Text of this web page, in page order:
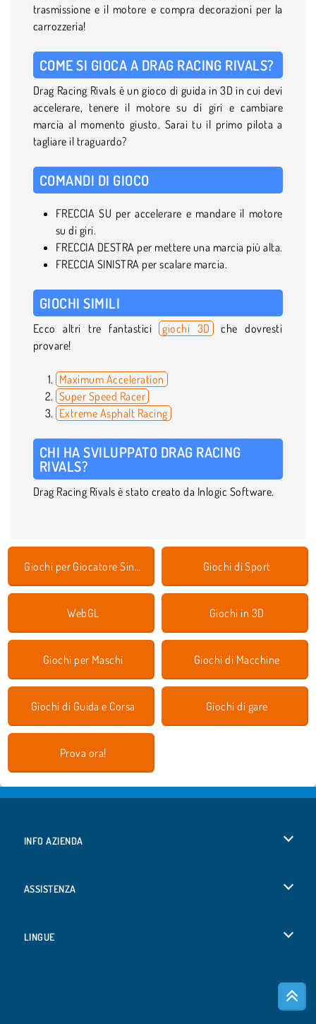
trasmissione e il motore e compra decorazioni per la
carrozzeria!
COME SI GIOCA A DRAG RACING RIVALS?
Drag Racing Rivals è un gioco di guida in 3D in cui devi
accelerare, tenere il motore su di giri e cambiare
marcia al momento giusto. Sarai tu il primo pilota a
tagliare il traguardo?
COMANDI DI GIOCO
FRECCIA SU per accelerare e mandare il motore
su di giri.
FRECCIA DESTRA per mettere una marcia più alta.
FRECCIA SINISTRA per scalare marcia.
GIOCHI SIMILI
Ecco altri tre fantastici giochi 3D che dovresti
provare!
Maximum Acceleration
Super Speed Racer
Extreme Asphalt Racing
CHI HA SVILUPPATO DRAG RACING
RIVALS?
Drag Racing Rivals è stato creato da Inlogic Software.
Giochi per Giocatore Singolo Giochi di Sport
WebGL Giochi in 3D
Giochi per Maschi Giochi di Macchine
Giochi di Guida e Corsa Giochi di gare
Prova ora!
INFO AZIENDA
ASSISTENZA
LINGUE